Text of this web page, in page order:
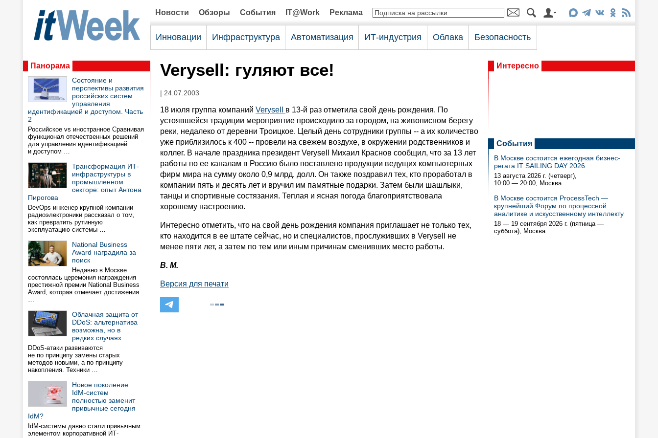
Новости Обзоры События IT@Work Реклама
Инновации Инфраструктура Автоматизация ИТ-индустрия Облака Безопасность
Панорама
Состояние и
перспективы развития
российских систем
управления
идентификацией и доступом. Часть
2
Российское vs иностранное Сравнивая
функционал отечественных решений
для управления идентификацией
и доступом …
Трансформация ИТ-
инфраструктуры в
промышленном
секторе: опыт Антона
Пирогова
DevOps-инженер крупной компании
радиоэлектроники рассказал о том,
как превратить рутинную
эксплуатацию системы …
National Business
Award наградила за
поиск
Недавно в Москве
состоялась церемония награждения
престижной премии National Business
Award, которая отмечает достижения
…
Облачная защита от
DDoS: альтернатива
возможна, но в
редких случаях
DDoS-атаки развиваются
не по принципу замены старых
методов новыми, а по принципу
накопления. Техники …
Новое поколение
IdM-систем
полностью заменит
привычные сегодня
IdM?
IdM-системы давно стали привычным
элементом корпоративной ИТ-
Verysell: гуляют все!
| 24.07.2003
18 июля группа компаний Verysell в 13-й раз отметила свой день рождения. По
устоявшейся традиции мероприятие происходило за городом, на живописном берегу
реки, недалеко от деревни Троицкое. Целый день сотрудники группы -- а их количество
уже приблизилось к 400 -- провели на свежем воздухе, в окружении родственников и
коллег. В начале праздника президент Verysell Михаил Краснов сообщил, что за 13 лет
работы по ее каналам в Россию было поставлено продукции ведущих компьютерных
фирм мира на сумму около 0,9 млрд. долл. Он также поздравил тех, кто проработал в
компании пять и десять лет и вручил им памятные подарки. Затем были шашлыки,
танцы и спортивные состязания. Теплая и ясная погода благоприятствовала
хорошему настроению.
Интересно отметить, что на свой день рождения компания приглашает не только тех,
кто находится в ее штате сейчас, но и специалистов, прослуживших в Verysell не
менее пяти лет, а затем по тем или иным причинам сменивших место работы.
В. М.
Версия для печати
Интересно
События
В Москве состоится ежегодная бизнес-
регата IT SAILING DAY 2026
13 августа 2026 г. (четверг),
10:00 — 20:00, Москва
В Москве состоится ProcessTech —
крупнейший Форум по процессной
аналитике и искусственному интеллекту
18 — 19 сентября 2026 г. (пятница —
суббота), Москва